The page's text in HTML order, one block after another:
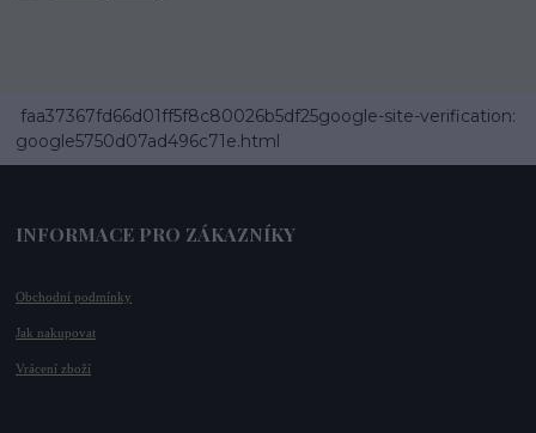
faa37367fd66d01ff5f8c80026b5df25google-site-verification:
google5750d07ad496c71e.html
INFORMACE PRO ZÁKAZNÍKY
Obchodní podmínky
Jak nakupovat
Vrácení zboží